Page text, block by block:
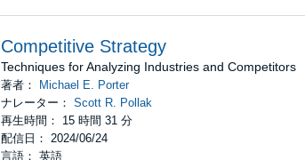
Competitive Strategy
Techniques for Analyzing Industries and Competitors
著者：
Michael E. Porter
ナレーター： Scott R. Pollak
再生時間： 15 時間 31 分
配信日： 2024/06/24
言語： 英語